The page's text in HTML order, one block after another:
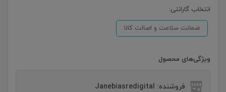
انتخاب گارانتی:
ضمانت سلامت و اصالت کالا
ویژگی‌های محصول
فروشنده: Janebiasredigital